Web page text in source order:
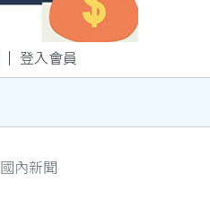
｜ 登入會員
國內新聞